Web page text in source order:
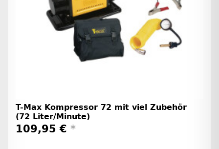
T-Max Kompressor 72 mit viel Zubehör
(72 Liter/Minute)
109,95 € *